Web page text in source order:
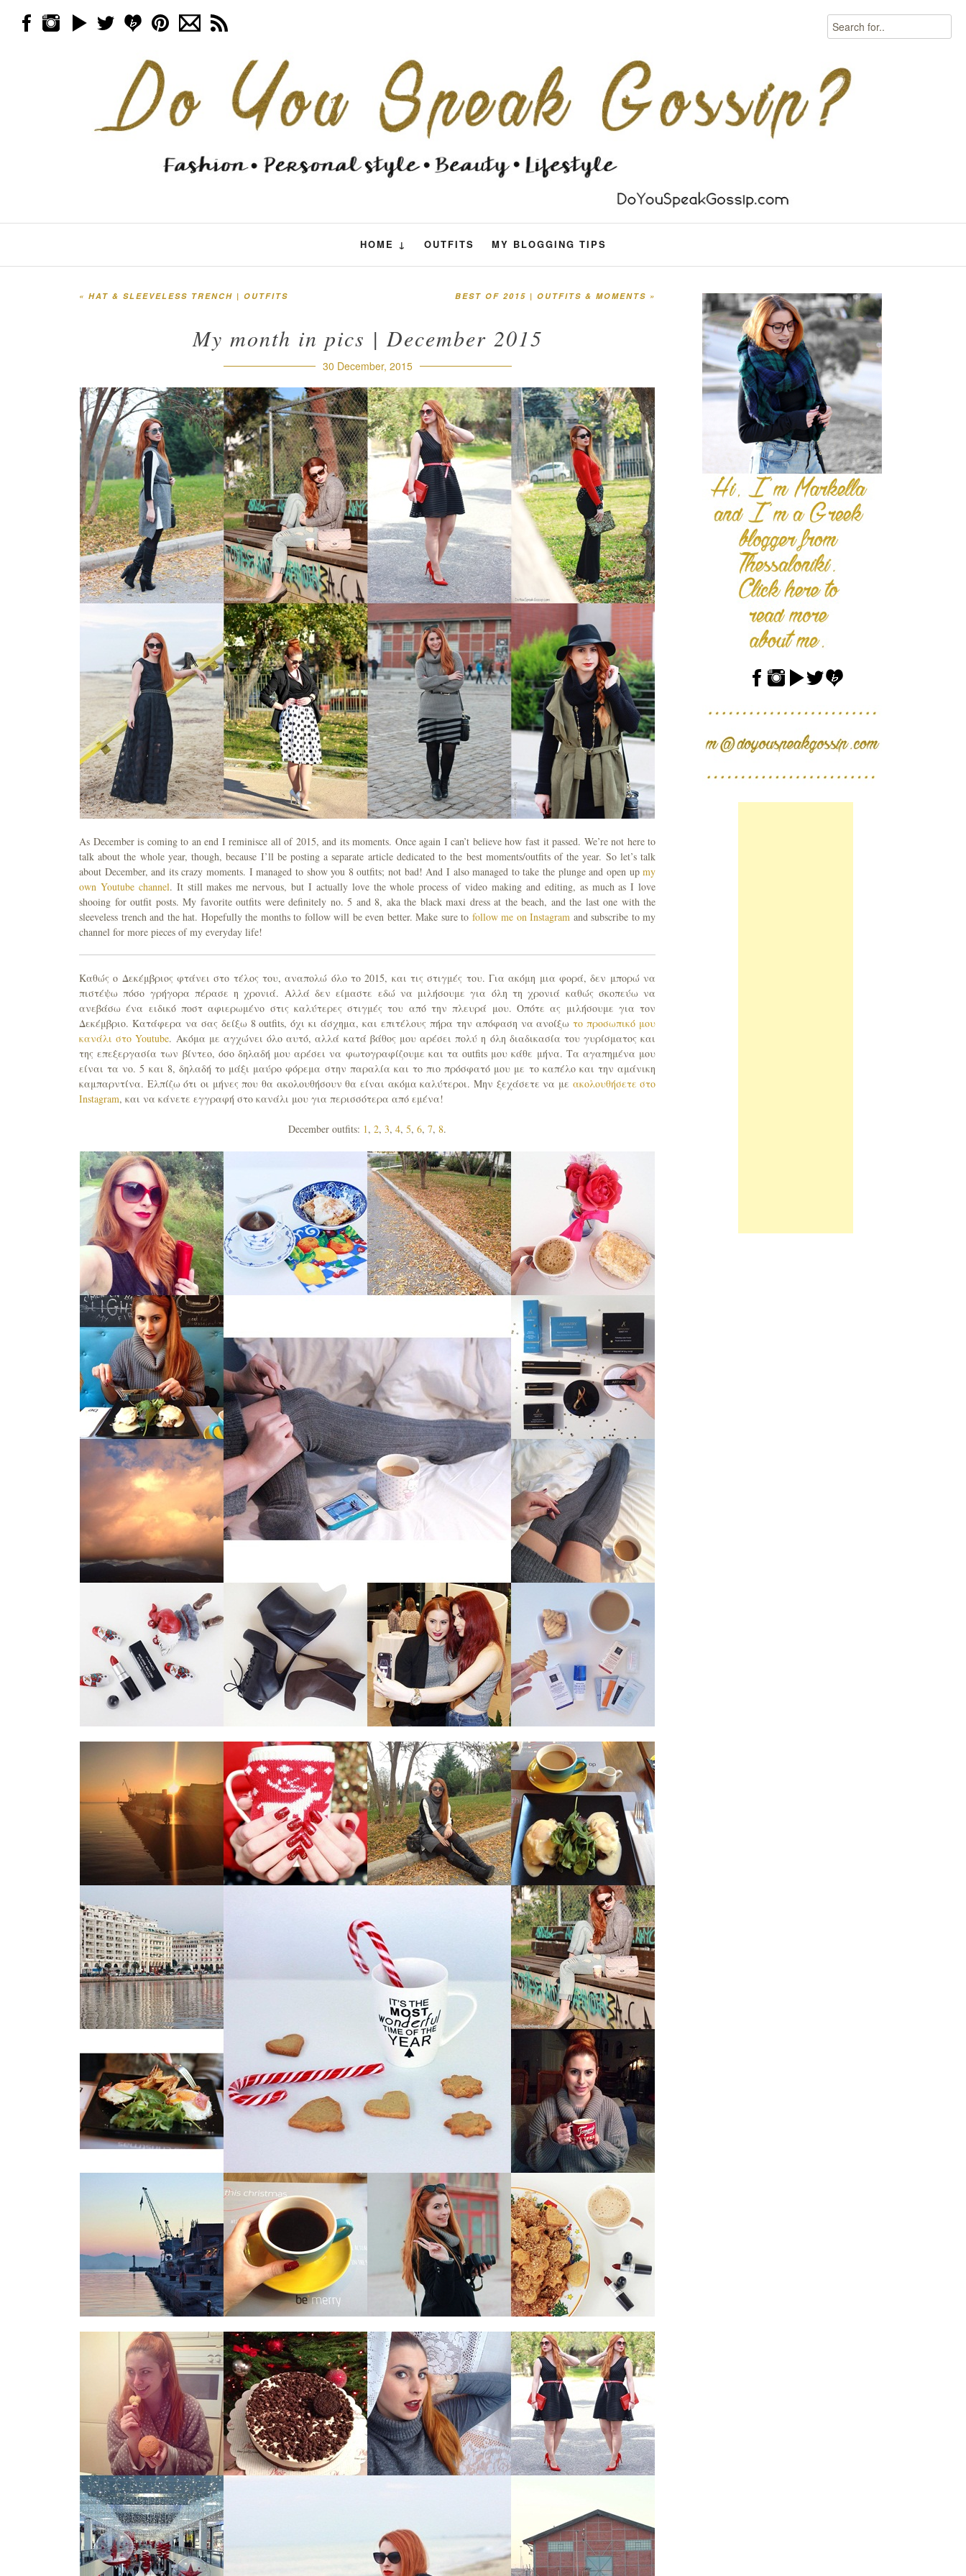
Search
HOME ↓ OUTFITS MY BLOGGING TIPS
Skip to content
BEST OF 2015 | OUTFITS & MOMENTS»
« HAT & SLEEVELESS TRENCH | OUTFITS
My month in pics | December 2015
30 December, 2015
As December is coming to an end I reminisce all of 2015, and its moments. Once again I can’t believe how fast it passed. We’re not here to
talk about the whole year, though, because I’ll be posting a separate article dedicated to the best moments/outfits of the year. So let’s talk
about December, and its crazy moments. I managed to show you 8 outfits; not bad! And I also managed to take the plunge and open upmy
own Youtube channel. It still makes me nervous, but I actually love the whole process of video making and editing, as much as I love
shooing for outfit posts. My favorite outfits were definitely no. 5 and 8, aka the black maxi dress at the beach, and the last one with the
sleeveless trench and the hat. Hopefully the months to follow will be even better. Make sure to follow me on Instagram and subscribe to my
channel for more pieces of my everyday life!
Καθώς ο Δεκέμβριος φτάνει στο τέλος του, αναπολώ όλο το 2015, και τις στιγμές του. Για ακόμη μια φορά, δεν μπορώ να
πιστέψω πόσο γρήγορα πέρασε η χρονιά. Αλλά δεν είμαστε εδώ να μιλήσουμε για όλη τη χρονιά καθώς σκοπεύω να
ανεβάσω ένα ειδικό ποστ αφιερωμένο στις καλύτερες στιγμές του από την πλευρά μου. Οπότε ας μιλήσουμε για τον
Δεκέμβριο. Κατάφερα να σας δείξω 8 outfits, όχι κι άσχημα, και επιτέλους πήρα την απόφαση να ανοίξωτο προσωπικό μου
κανάλι στο Youtube. Ακόμα με αγχώνει όλο αυτό, αλλά κατά βάθος μου αρέσει πολύ η όλη διαδικασία του γυρίσματος και
της επεξεργασία των βίντεο, όσο δηλαδή μου αρέσει να φωτογραφίζουμε και τα outfits μου κάθε μήνα. Τα αγαπημένα μου
είναι τα νο. 5 και 8, δηλαδή το μάξι μαύρο φόρεμα στην παραλία και το πιο πρόσφατό μου με το καπέλο και την αμάνικη
καμπαρντίνα. Ελπίζω ότι οι μήνες που θα ακολουθήσουν θα είναι ακόμα καλύτεροι. Μην ξεχάσετε να με ακολουθήσετε στο
Instagram, και να κάνετε εγγραφή στο κανάλι μου για περισσότερα από εμένα!
December outfits: 1,2,3,4,5,6,7,8.